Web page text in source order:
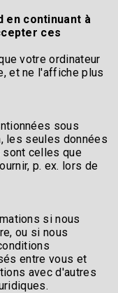
en continuant à
ces
votre ordinateur
et ne l'affiche plus
sous
les seules données
celles que
p. ex. lors de
si nous
ou si nous
entre vous et
avec d'autres